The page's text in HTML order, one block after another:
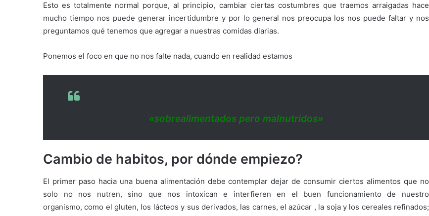
Esto es totalmente normal porque, al principio, cambiar ciertas costumbres que traemos arraigadas hace
mucho tiempo nos puede generar incertidumbre y por lo general nos preocupa los nos puede faltar y nos
preguntamos qué tenemos que agregar a nuestras comidas diarias.
Ponemos el foco en que no nos falte nada, cuando en realidad estamos
«sobrealimentados pero malnutridos»
Cambio de habitos, por dónde empiezo?
El primer paso hacia una buena alimentación debe contemplar dejar de consumir ciertos alimentos que no
solo no nos nutren, sino que nos intoxican e interfieren en el buen funcionamiento de nuestro
organismo, como el gluten, los lácteos y sus derivados, las carnes, el azúcar , la soja y los cereales refinados;